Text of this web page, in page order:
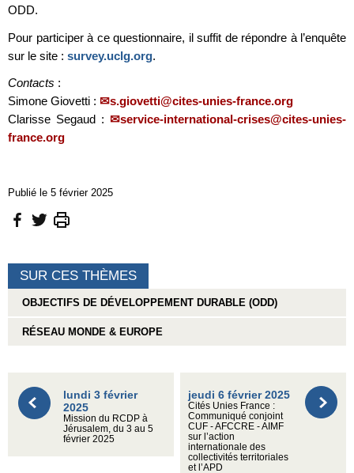
ODD.
Pour participer à ce questionnaire, il suffit de répondre à l’enquête
sur le site : survey.uclg.org.
Contacts :
Simone Giovetti :
s.giovetti@cites-unies-france.org
Clarisse Segaud :
service-international-crises@cites-unies-
france.org
Publié le 5 février 2025
SUR CES THÈMES
OBJECTIFS DE DÉVELOPPEMENT DURABLE (ODD)
RÉSEAU MONDE & EUROPE
lundi 3 février
2025
Mission du RCDP à
Jérusalem, du 3 au 5
février 2025
jeudi 6 février 2025
Cités Unies France :
Communiqué conjoint
CUF - AFCCRE - AIMF
sur l’action
internationale des
collectivités territoriales
et l’APD